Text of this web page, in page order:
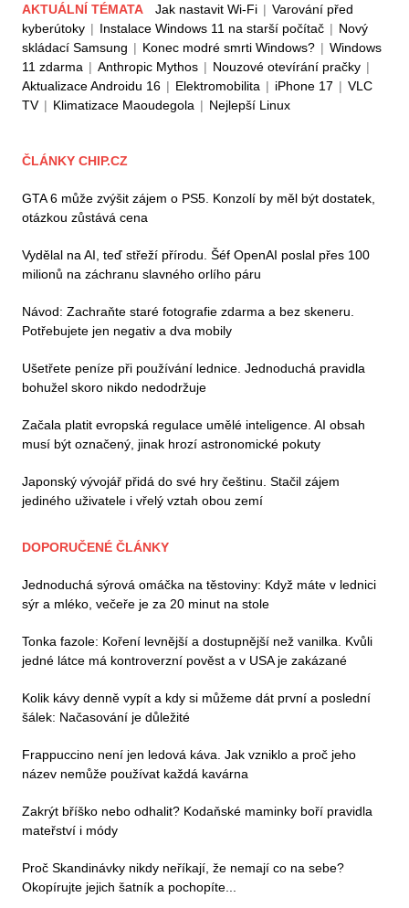
AKTUÁLNÍ TÉMATA Jak nastavit Wi-Fi | Varování před
kyberútoky | Instalace Windows 11 na starší počítač | Nový
skládací Samsung | Konec modré smrti Windows? | Windows
11 zdarma | Anthropic Mythos | Nouzové otevírání pračky |
Aktualizace Androidu 16 | Elektromobilita | iPhone 17 | VLC
TV | Klimatizace Maoudegola | Nejlepší Linux
ČLÁNKY CHIP.CZ
GTA 6 může zvýšit zájem o PS5. Konzolí by měl být dostatek,
otázkou zůstává cena
Vydělal na AI, teď střeží přírodu. Šéf OpenAI poslal přes 100
milionů na záchranu slavného orlího páru
Návod: Zachraňte staré fotografie zdarma a bez skeneru.
Potřebujete jen negativ a dva mobily
Ušetřete peníze při používání lednice. Jednoduchá pravidla
bohužel skoro nikdo nedodržuje
Začala platit evropská regulace umělé inteligence. AI obsah
musí být označený, jinak hrozí astronomické pokuty
Japonský vývojář přidá do své hry češtinu. Stačil zájem
jediného uživatele i vřelý vztah obou zemí
DOPORUČENÉ ČLÁNKY
Jednoduchá sýrová omáčka na těstoviny: Když máte v lednici
sýr a mléko, večeře je za 20 minut na stole
Tonka fazole: Koření levnější a dostupnější než vanilka. Kvůli
jedné látce má kontroverzní pověst a v USA je zakázané
Kolik kávy denně vypít a kdy si můžeme dát první a poslední
šálek: Načasování je důležité
Frappuccino není jen ledová káva. Jak vzniklo a proč jeho
název nemůže používat každá kavárna
Zakrýt bříško nebo odhalit? Kodaňské maminky boří pravidla
mateřství i módy
Proč Skandinávky nikdy neříkají, že nemají co na sebe?
Okopírujte jejich šatník a pochopíte...